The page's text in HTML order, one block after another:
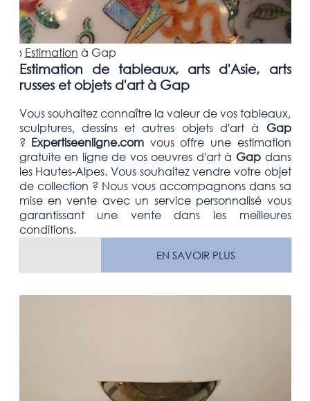
› Estimation à Gap
Estimation de tableaux, arts d'Asie, arts
russes et objets d'art à Gap
Vous souhaitez connaître la valeur de vos tableaux,
sculptures, dessins et autres objets d'artà
Gap
? Expertiseenligne.com vous offre une estimation
gratuiteen ligne de vos oeuvres d'art à Gapdans
les Hautes-Alpes. Vous souhaitez vendre votreobjet
de collection ? Nous vous accompagnons dans sa
mise en vente avec un service personnalisé vous
garantissant une vente dans les meilleures
conditions.
EN SAVOIR PLUS